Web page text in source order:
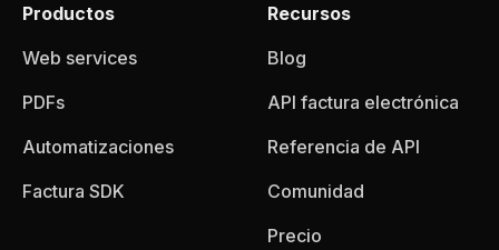
Productos
Web services
PDFs
Automatizaciones
Factura SDK
Recursos
Blog
API factura electrónica
Referencia de API
Comunidad
Precio